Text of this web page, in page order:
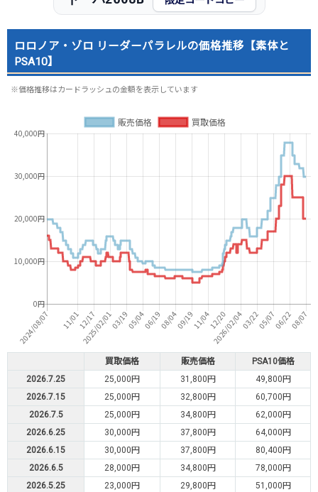
ロロノア・ゾロ リーダーパラレルの価格推移【素体と
PSA10】
※価格推移はカードラッシュの金額を表示しています
買取価格 販売価格
PSA10価格
2026.7.25
25,000円 31,800円
49,800円
2026.7.15
25,000円 32,800円
60,700円
2026.7.5
25,000円 34,800円
62,000円
2026.6.25
30,000円 37,800円
64,000円
2026.6.15
30,000円 37,800円
80,400円
2026.6.5
28,000円 34,800円
78,000円
2026.5.25
23,000円 29,800円
51,000円